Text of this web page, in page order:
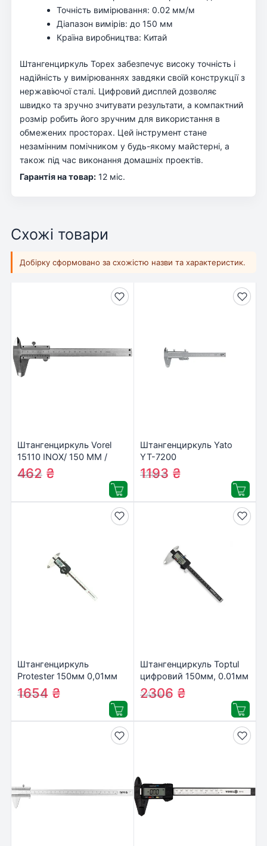
Точність вимірювання: 0.02 мм/м
Діапазон вимірів: до 150 мм
Країна виробництва: Китай
Штангенциркуль Topex забезпечує високу точність і
надійність у вимірюваннях завдяки своїй конструкції з
нержавіючої сталі. Цифровий дисплей дозволяє
швидко та зручно зчитувати результати, а компактний
розмір робить його зручним для використання в
обмежених просторах. Цей інструмент стане
незамінним помічником у будь-якому майстерні, а
також під час виконання домашніх проектів.
Гарантія на товар: 12 міс.
Схожі товари
Добірку сформовано за схожістю назви та характеристик.
Штангенциркуль Vorel
15110 INOX/ 150 ММ /
0,02 ММ (15110)
482₴
462 ₴
Штангенциркуль Yato
YT-7200
1218₴
1193 ₴
Штангенциркуль
Protester 150мм 0,01мм
(5110-150)
1723₴
1654 ₴
Штангенциркуль Toptul
цифровий 150мм, 0.01мм
(IACC1150)
2454₴
2306 ₴